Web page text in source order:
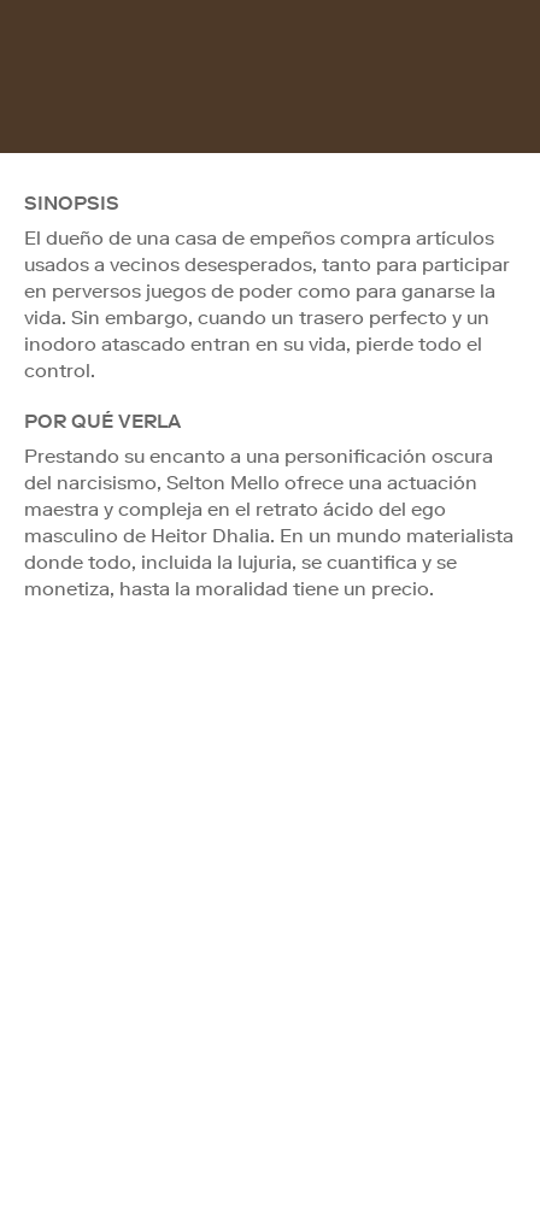
SINOPSIS
El dueño de una casa de empeños compra artículos
usados a vecinos desesperados, tanto para participar
en perversos juegos de poder como para ganarse la
vida. Sin embargo, cuando un trasero perfecto y un
inodoro atascado entran en su vida, pierde todo el
control.
POR QUÉ VERLA
Prestando su encanto a una personificación oscura
del narcisismo, Selton Mello ofrece una actuación
maestra y compleja en el retrato ácido del ego
masculino de Heitor Dhalia. En un mundo materialista
donde todo, incluida la lujuria, se cuantifica y se
monetiza, hasta la moralidad tiene un precio.